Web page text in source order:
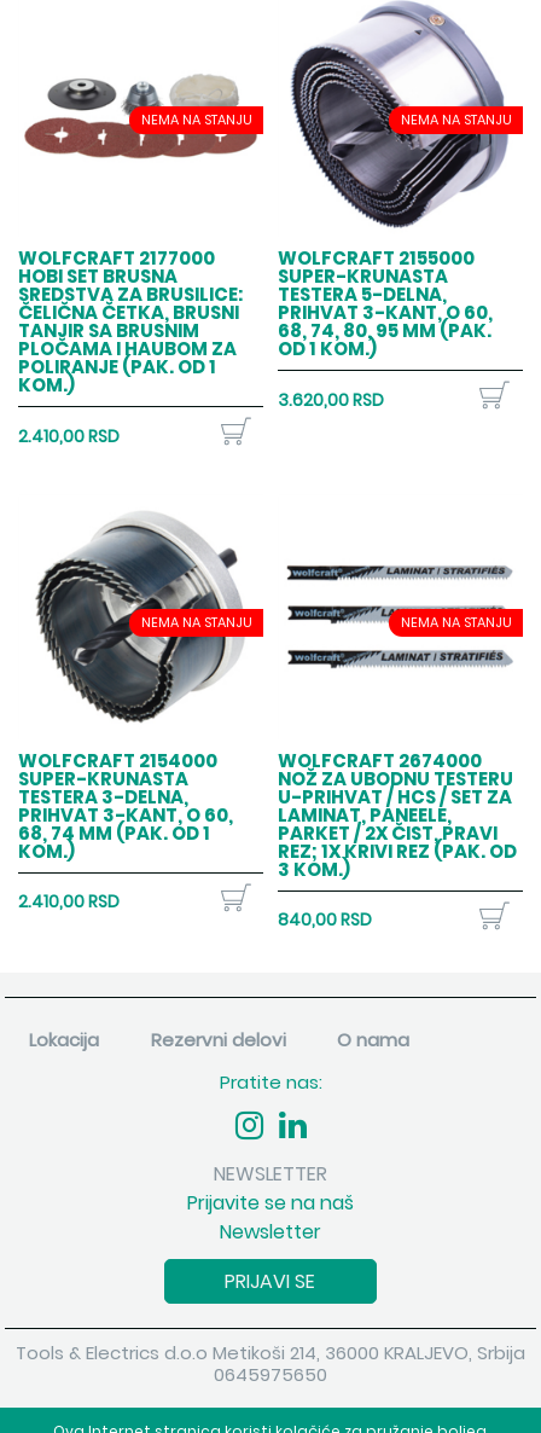
NEMA NA STANJU
WOLFCRAFT 2177000
HOBI SET BRUSNA
SREDSTVA ZA BRUSILICE:
ČELIČNA ČETKA, BRUSNI
TANJIR SA BRUSNIM
PLOČAMA I HAUBOM ZA
POLIRANJE (PAK. OD 1
KOM.)
2.410,00 RSD
NEMA NA STANJU
WOLFCRAFT 2155000
SUPER-KRUNASTA
TESTERA 5-DELNA,
PRIHVAT 3-KANT, O 60,
68, 74, 80, 95 MM (PAK.
OD 1 KOM.)
3.620,00 RSD
NEMA NA STANJU
WOLFCRAFT 2154000
SUPER-KRUNASTA
TESTERA 3-DELNA,
PRIHVAT 3-KANT, O 60,
68, 74 MM (PAK. OD 1
KOM.)
2.410,00 RSD
NEMA NA STANJU
WOLFCRAFT 2674000
NOŽ ZA UBODNU TESTERU
U-PRIHVAT / HCS / SET ZA
LAMINAT, PANEELE,
PARKET / 2X ČIST, PRAVI
REZ; 1X KRIVI REZ (PAK. OD
3 KOM.)
840,00 RSD
Lokacija Rezervni delovi
O nama
Pratite nas:
NEWSLETTER
Prijavite se na naš
Newsletter
PRIJAVI SE
Tools & Electrics d.o.o Metikoši 214, 36000 KRALJEVO, Srbija
0645975650